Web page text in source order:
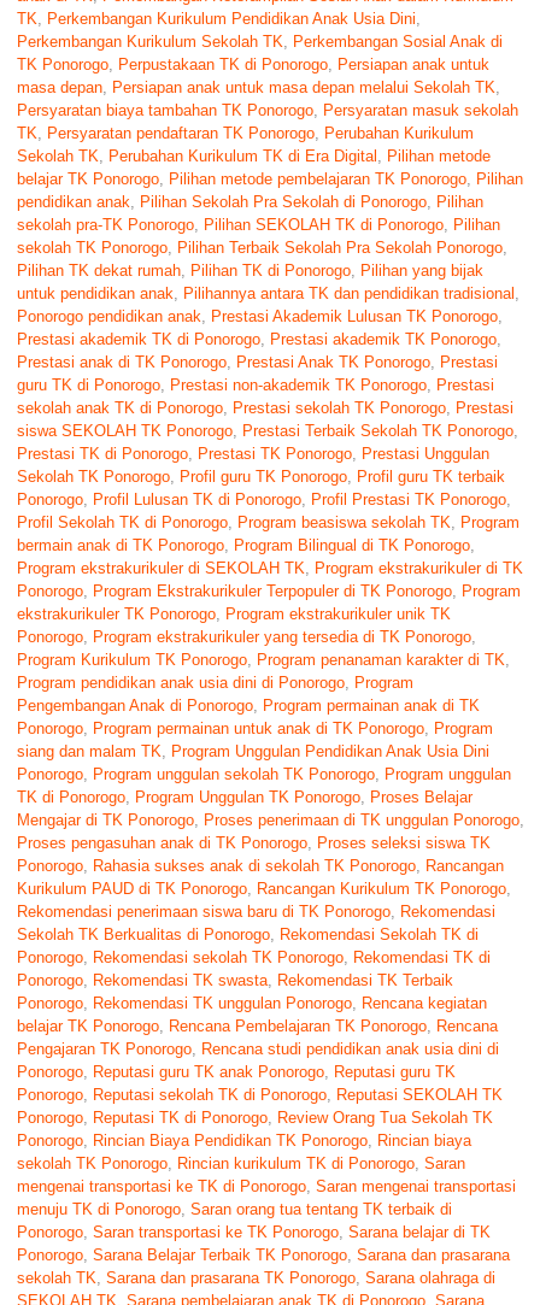
TK
Perkembangan Kurikulum Pendidikan Anak Usia Dini
Perkembangan Kurikulum Sekolah TK
Perkembangan Sosial Anak di
TK Ponorogo Perpustakaan TK di Ponorogo Persiapan anak untuk
masa depan Persiapan anak untuk masa depan melalui Sekolah TK
Persyaratan biaya tambahan TK Ponorogo Persyaratan masuk sekolah
TK
Persyaratan pendaftaran TK Ponorogo Perubahan Kurikulum
Sekolah TK
Perubahan Kurikulum TK di Era Digital
Pilihan metode
belajar TK Ponorogo Pilihan metode pembelajaran TK Ponorogo Pilihan
pendidikan anak
Pilihan Sekolah Pra Sekolah di Ponorogo Pilihan
sekolah pra-TK Ponorogo Pilihan SEKOLAH TK di Ponorogo Pilihan
sekolah TK Ponorogo Pilihan Terbaik Sekolah Pra Sekolah Ponorogo
Pilihan TK dekat rumah Pilihan TK di Ponorogo Pilihan yang bijak
untuk pendidikan anak
Pilihannya antara TK dan pendidikan tradisional
Ponorogo pendidikan anak
Prestasi Akademik Lulusan TK Ponorogo
Prestasi akademik TK di Ponorogo Prestasi akademik TK Ponorogo
Prestasi anak di TK Ponorogo Prestasi Anak TK Ponorogo Prestasi
guru TK di Ponorogo Prestasi non-akademik TK Ponorogo Prestasi
sekolah anak TK di Ponorogo Prestasi sekolah TK Ponorogo Prestasi
siswa SEKOLAH TK Ponorogo Prestasi Terbaik Sekolah TK Ponorogo
Prestasi TK di Ponorogo Prestasi TK Ponorogo Prestasi Unggulan
Sekolah TK Ponorogo Profil guru TK Ponorogo Profil guru TK terbaik
Ponorogo Profil Lulusan TK di Ponorogo Profil Prestasi TK Ponorogo
Profil Sekolah TK di Ponorogo Program beasiswa sekolah TK
Program
bermain anak di TK Ponorogo Program Bilingual di TK Ponorogo
Program ekstrakurikuler di SEKOLAH TK
Program ekstrakurikuler di TK
Ponorogo Program Ekstrakurikuler Terpopuler di TK Ponorogo Program
ekstrakurikuler TK Ponorogo Program ekstrakurikuler unik TK
Ponorogo Program ekstrakurikuler yang tersedia di TK Ponorogo
Program Kurikulum TK Ponorogo Program penanaman karakter di TK
Program pendidikan anak usia dini di Ponorogo Program
Pengembangan Anak di Ponorogo Program permainan anak di TK
Ponorogo Program permainan untuk anak di TK Ponorogo Program
siang dan malam TK
Program Unggulan Pendidikan Anak Usia Dini
Ponorogo Program unggulan sekolah TK Ponorogo Program unggulan
TK di Ponorogo Program Unggulan TK Ponorogo Proses Belajar
Mengajar di TK Ponorogo Proses penerimaan di TK unggulan Ponorogo
Proses pengasuhan anak di TK Ponorogo Proses seleksi siswa TK
Ponorogo Rahasia sukses anak di sekolah TK Ponorogo Rancangan
Kurikulum PAUD di TK Ponorogo Rancangan Kurikulum TK Ponorogo
Rekomendasi penerimaan siswa baru di TK Ponorogo Rekomendasi
Sekolah TK Berkualitas di Ponorogo Rekomendasi Sekolah TK di
Ponorogo Rekomendasi sekolah TK Ponorogo Rekomendasi TK di
Ponorogo Rekomendasi TK swasta Rekomendasi TK Terbaik
Ponorogo Rekomendasi TK unggulan Ponorogo Rencana kegiatan
belajar TK Ponorogo Rencana Pembelajaran TK Ponorogo Rencana
Pengajaran TK Ponorogo Rencana studi pendidikan anak usia dini di
Ponorogo Reputasi guru TK anak Ponorogo Reputasi guru TK
Ponorogo Reputasi sekolah TK di Ponorogo Reputasi SEKOLAH TK
Ponorogo Reputasi TK di Ponorogo Review Orang Tua Sekolah TK
Ponorogo Rincian Biaya Pendidikan TK Ponorogo Rincian biaya
sekolah TK Ponorogo Rincian kurikulum TK di Ponorogo ,Saran
mengenai transportasi ke TK di Ponorogo ,Saran mengenai transportasi
menuju TK di Ponorogo ,Saran orang tua tentang TK terbaik di
Ponorogo ,Saran transportasi ke TK Ponorogo ,Sarana belajar di TK
Ponorogo ,Sarana Belajar Terbaik TK Ponorogo ,Sarana dan prasarana
sekolah TK ,Sarana dan prasarana TK Ponorogo ,Sarana olahraga di
SEKOLAH TK ,Sarana pembelajaran anak TK di Ponorogo ,Sarana